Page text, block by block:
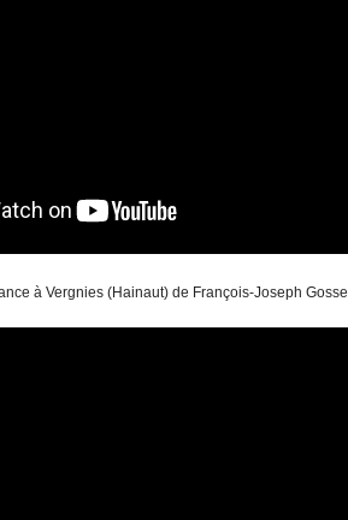
à Vergnies (Hainaut) de François-Joseph